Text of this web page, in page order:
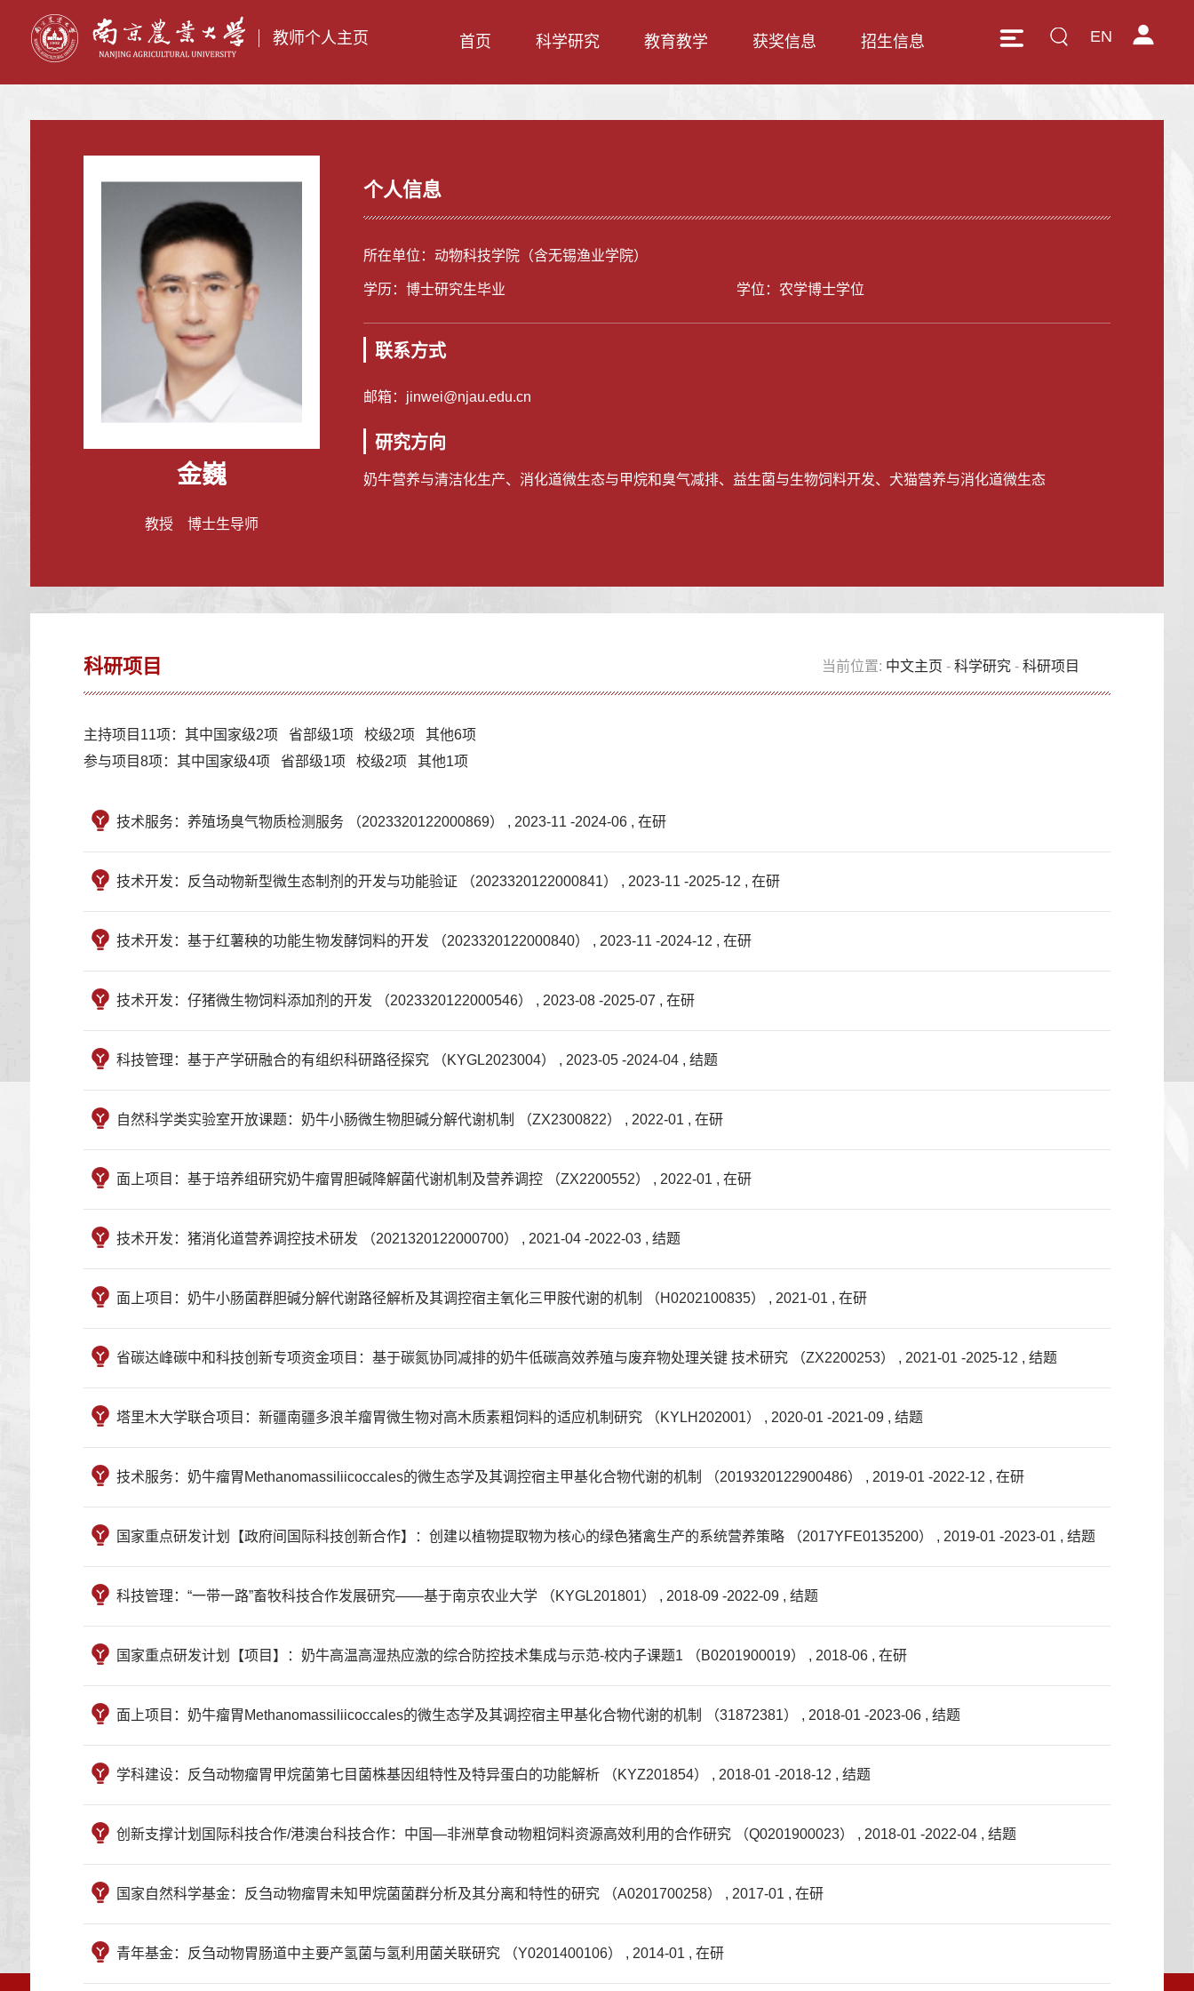
教师个人主页 EN
首页 科学研究 教育教学 获奖信息 招生信息
金巍
教授 博士生导师
个人信息
所在单位：动物科技学院（含无锡渔业学院）
学历：博士研究生毕业 学位：农学博士学位
联系方式
邮箱： jinwei@njau.edu.cn
研究方向
奶牛营养与清洁化生产、消化道微生态与甲烷和臭气减排、益生菌与生物饲料开发、犬猫营养与消化道微生态
科研项目 当前位置: 中文主页 -科学研究 -科研项目
主持项目11项：其中国家级2项 省部级1项 校级2项 其他6项
参与项目8项：其中国家级4项 省部级1项 校级2项 其他1项
技术服务：养殖场臭气物质检测服务 （2023320122000869） , 2023-11 -2024-06 , 在研
技术开发：反刍动物新型微生态制剂的开发与功能验证 （2023320122000841） , 2023-11 -2025-12 , 在研
技术开发：基于红薯秧的功能生物发酵饲料的开发 （2023320122000840） , 2023-11 -2024-12 , 在研
技术开发：仔猪微生物饲料添加剂的开发 （2023320122000546） , 2023-08 -2025-07 , 在研
科技管理：基于产学研融合的有组织科研路径探究 （KYGL2023004） , 2023-05 -2024-04 , 结题
自然科学类实验室开放课题：奶牛小肠微生物胆碱分解代谢机制 （ZX2300822） , 2022-01 , 在研
面上项目：基于培养组研究奶牛瘤胃胆碱降解菌代谢机制及营养调控 （ZX2200552） , 2022-01 , 在研
技术开发：猪消化道营养调控技术研发 （2021320122000700） , 2021-04 -2022-03 , 结题
面上项目：奶牛小肠菌群胆碱分解代谢路径解析及其调控宿主氧化三甲胺代谢的机制 （H0202100835） , 2021-01 , 在研
省碳达峰碳中和科技创新专项资金项目：基于碳氮协同减排的奶牛低碳高效养殖与废弃物处理关键 技术研究 （ZX2200253） , 2021-01 -2025-12 , 结题
塔里木大学联合项目：新疆南疆多浪羊瘤胃微生物对高木质素粗饲料的适应机制研究 （KYLH202001） , 2020-01 -2021-09 , 结题
技术服务：奶牛瘤胃Methanomassiliicoccales的微生态学及其调控宿主甲基化合物代谢的机制 （2019320122900486） , 2019-01 -2022-12 , 在研
国家重点研发计划【政府间国际科技创新合作】：创建以植物提取物为核心的绿色猪禽生产的系统营养策略 （2017YFE0135200） , 2019-01 -2023-01 , 结题
科技管理：“一带一路”畜牧科技合作发展研究——基于南京农业大学 （KYGL201801） , 2018-09 -2022-09 , 结题
国家重点研发计划【项目】：奶牛高温高湿热应激的综合防控技术集成与示范-校内子课题1 （B0201900019） , 2018-06 , 在研
面上项目：奶牛瘤胃Methanomassiliicoccales的微生态学及其调控宿主甲基化合物代谢的机制 （31872381） , 2018-01 -2023-06 , 结题
学科建设：反刍动物瘤胃甲烷菌第七目菌株基因组特性及特异蛋白的功能解析 （KYZ201854） , 2018-01 -2018-12 , 结题
创新支撑计划国际科技合作/港澳台科技合作：中国—非洲草食动物粗饲料资源高效利用的合作研究 （Q0201900023） , 2018-01 -2022-04 , 结题
国家自然科学基金：反刍动物瘤胃未知甲烷菌菌群分析及其分离和特性的研究 （A0201700258） , 2017-01 , 在研
青年基金：反刍动物胃肠道中主要产氢菌与氢利用菌关联研究 （Y0201400106） , 2014-01 , 在研